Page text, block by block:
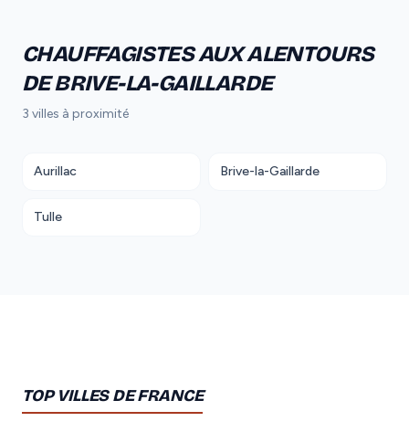
CHAUFFAGISTES AUX ALENTOURS
DE BRIVE-LA-GAILLARDE
3 villes à proximité
Aurillac Brive-la-Gaillarde
Tulle
TOP VILLES DE FRANCE